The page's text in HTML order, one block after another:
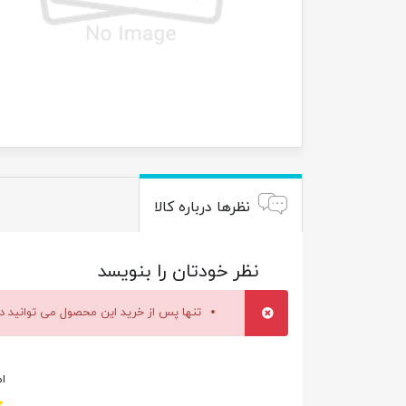
نظرها درباره کالا
نظر خودتان را بنویسد
تنها پس از خرید این محصول می توانید